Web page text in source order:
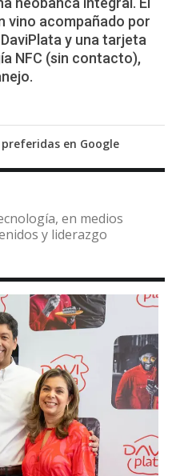
vino acompañado por
y una tarjeta
NFC (sin contacto),
en Google
en medios
y liderazgo